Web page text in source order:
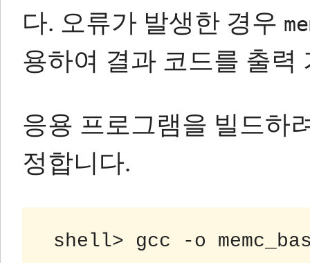
다. 오류가 발생한 경우
용하여 결과 코드를 출력
응용 프로그램을 빌드하
정합니다.